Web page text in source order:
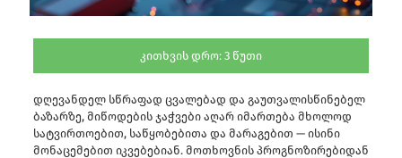
კითხვის დრო: 3 წუთი
დღევანდელ სწრაფად ცვალებად და გაუთვალისწინებელ
ბაზარზე, მიწოდების ჯაჭვები აღარ იმართება მხოლოდ
სატვირთოებით, საწყობებითა და მარაგებით — ისინი
მონაცემებით იკვებებიან. მოთხოვნის პროგნოზირებიდან